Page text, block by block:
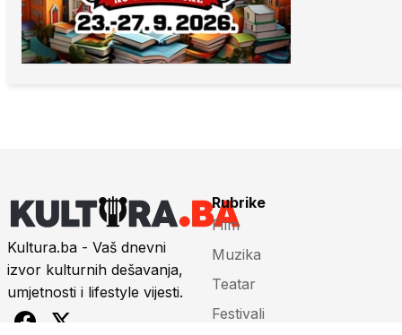
Kultura.ba - Vaš dnevni
izvor kulturnih dešavanja,
umjetnosti i lifestyle vijesti.
Rubrike
Film
Muzika
Teatar
Festivali